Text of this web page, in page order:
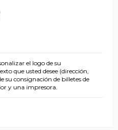
el logo de su
que usted desee (dirección,
su consignación de billetes de
y una impresora.